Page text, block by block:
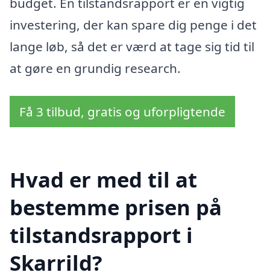
investering, der kan spare dig penge i det
lange løb, så det er værd at tage sig tid til
at gøre en grundig research.
Få 3 tilbud, gratis og uforpligtende
Hvad er med til at
bestemme prisen på
tilstandsrapport i
Skarrild?